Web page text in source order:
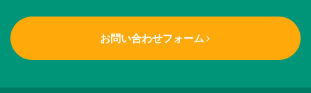
お問い合わせフォーム